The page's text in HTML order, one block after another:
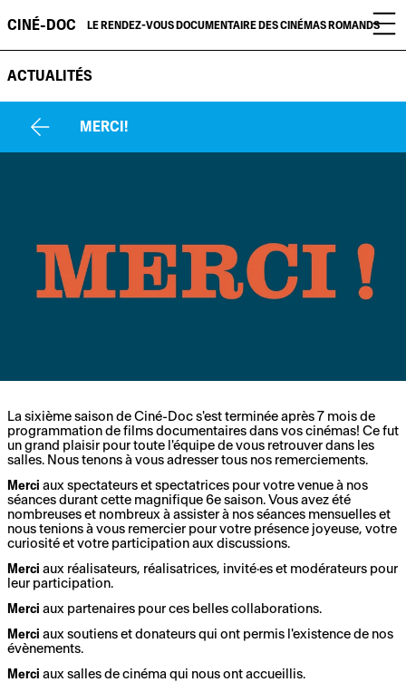
CINÉ-DOC LE RENDEZ-VOUS DOCUMENTAIRE DES CINÉMAS ROMANDS
ACTUALITÉS
MERCI!
La sixième saison de Ciné-Doc s'est terminée après 7 mois de
programmation de films documentaires dans vos cinémas! Ce fut
un grand plaisir pour toute l'équipe de vous retrouver dans les
salles. Nous tenons à vous adresser tous nos remerciements.
Merci aux spectateurs et spectatrices pour votre venue à nos
séances durant cette magnifique 6e saison. Vous avez été
nombreuses et nombreux à assister à nos séances mensuelles et
nous tenions à vous remercier pour votre présence joyeuse, votre
curiosité et votre participation aux discussions.
Merci aux réalisateurs, réalisatrices, invité·es et modérateurs pour
leur participation.
Merci aux partenaires pour ces belles collaborations.
Merci aux soutiens et donateurs qui ont permis l'existence de nos
évènements.
Merci aux salles de cinéma qui nous ont accueillis.